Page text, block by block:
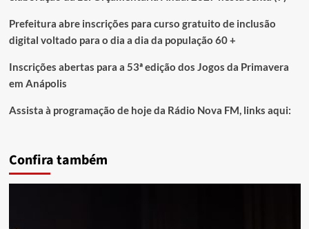
Prefeitura abre inscrições para curso gratuito de inclusão
digital voltado para o dia a dia da população 60 +
Inscrições abertas para a 53ª edição dos Jogos da Primavera
em Anápolis
Assista à programação de hoje da Rádio Nova FM, links aqui:
Confira também